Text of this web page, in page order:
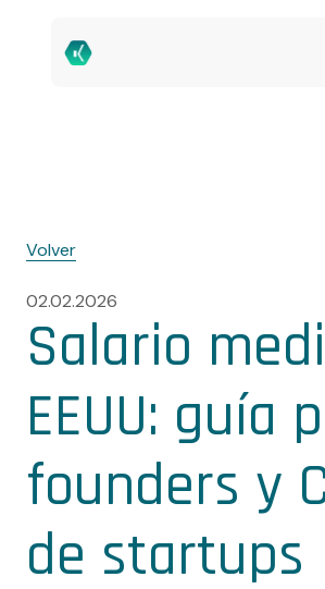
Volver
02.02.2026
Salario
EEUU: guía
founders y
de startups